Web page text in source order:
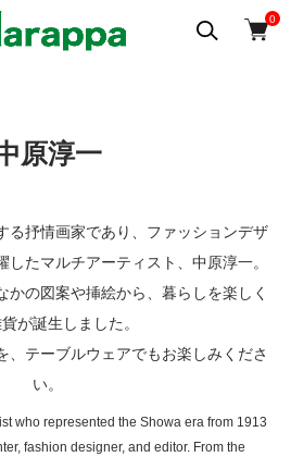
0
原淳一
抒情画家であり、ファッションデザ
たマルチアーティスト、中原淳一。
かの図案や挿絵から、暮らしを楽しく
が誕生しました。
、テーブルウェアでもお楽しみくださ
い。
who represented the Showa era from 1913
fashion designer, and editor. From the